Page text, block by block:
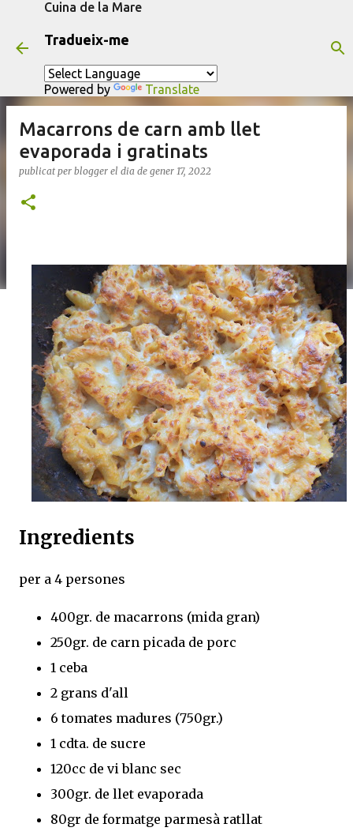
Cuina de la Mare
Tradueix-me
Powered by Translate
Macarrons de carn amb llet
evaporada i gratinats
publicat per blogger el dia de gener 17, 2022
Ingredients
per a 4 persones
400gr. de macarrons (mida gran)
250gr. de carn picada de porc
1 ceba
2 grans d'all
6 tomates madures (750gr.)
1 cdta. de sucre
120cc de vi blanc sec
300gr. de llet evaporada
80gr de formatge parmesà ratllat